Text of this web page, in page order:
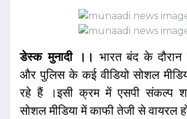
डेस्क मुनादी ।। भारत बंद के दौरान
और पुलिस के कई वीडियो सोशल
रहे हैं ।इसी क्रम में एसपी संकल्प
सोशल मीडिया में काफी तेजी से वायरल